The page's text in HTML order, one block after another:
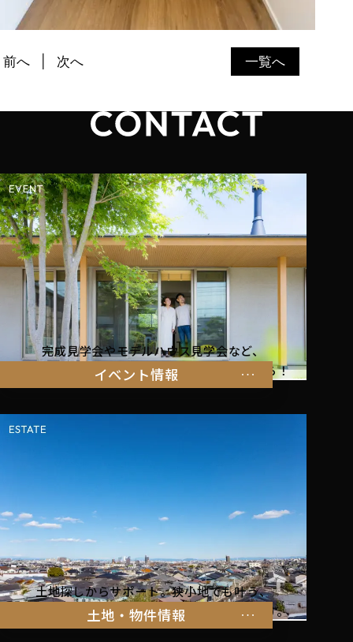
一覧へ
前へ 次へ
イベント情報
完成見学会やモデルハウス見学会など、
暮らしを体感できるイベント情報はこちらから！
土地・物件情報
土地探しからサポート。狭小地でも叶う、
家族の暮らしにぴったりな物件をご紹介します。